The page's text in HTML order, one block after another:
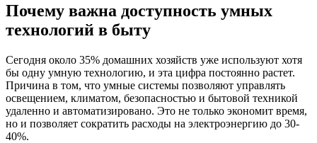
Почему важна доступность умных
технологий в быту
Сегодня около 35% домашних хозяйств уже используют хотя
бы одну умную технологию, и эта цифра постоянно растет.
Причина в том, что умные системы позволяют управлять
освещением, климатом, безопасностью и бытовой техникой
удаленно и автоматизировано. Это не только экономит время,
но и позволяет сократить расходы на электроэнергию до 30-
40%.